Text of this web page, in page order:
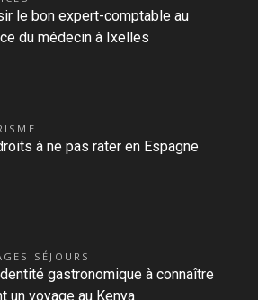
le bon expert-comptable au
du médecin à Ixelles
à ne pas rater en Espagne
SÉJOURS
gastronomique à connaître
un voyage au Kenya